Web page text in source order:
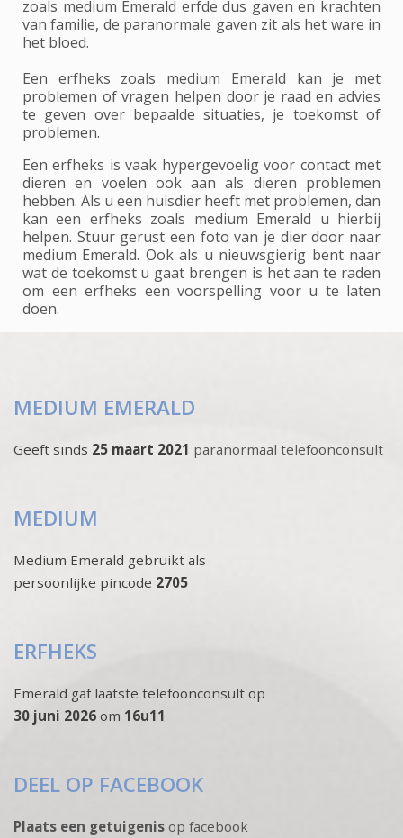
zoals medium Emerald erfde dus gaven en krachten
van familie, de paranormale gaven zit als het ware in
het bloed.
Een erfheks zoals medium Emerald kan je met
problemen of vragen helpen door je raad en advies
te geven over bepaalde situaties, je toekomst of
problemen.
Een erfheks is vaak hypergevoelig voor contact met
dieren en voelen ook aan als dieren problemen
hebben. Als u een huisdier heeft met problemen, dan
kan een erfheks zoals medium Emerald u hierbij
helpen. Stuur gerust een foto van je dier door naar
medium Emerald. Ook als u nieuwsgierig bent naar
wat de toekomst u gaat brengen is het aan te raden
om een erfheks een voorspelling voor u te laten
doen.
MEDIUM EMERALD
Geeft sinds 25 maart 2021 paranormaal telefoonconsult
MEDIUM
Medium Emerald gebruikt als
persoonlijke pincode 2705
ERFHEKS
Emerald gaf laatste telefoonconsult op
30 juni 2026 om 16u11
DEEL OP FACEBOOK
Plaats een getuigenis op facebook